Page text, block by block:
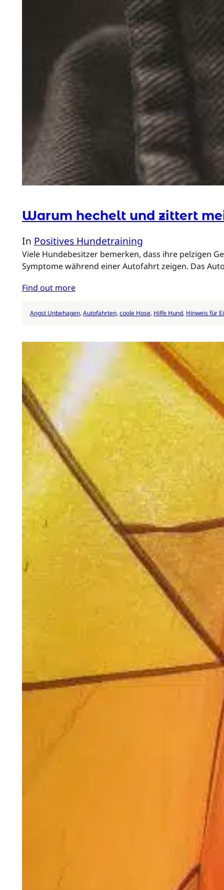
Warum hechelt und zittert
In Positives Hundetraining
Viele Hundebesitzer bemerken, dass ihre pelzigen
Symptome während einer Autofahrt zeigen. Das
Find out more
Angst Unbehagen, Autofahrten, coole Hose, Hilfe Hund, Hinweis für